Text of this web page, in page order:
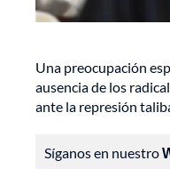
Una preocupación
ausencia de los
ante la represión
Síganos en nuestro